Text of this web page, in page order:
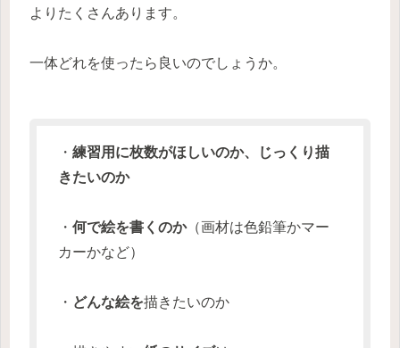
よりたくさんあります。
一体どれを使ったら良いのでしょうか。
・ 練習用に枚数がほしいのか、じっくり描
きたいのか
・ 何で絵を書くのか（画材は色鉛筆かマー
カーかなど）
・ どんな絵を描きたいのか